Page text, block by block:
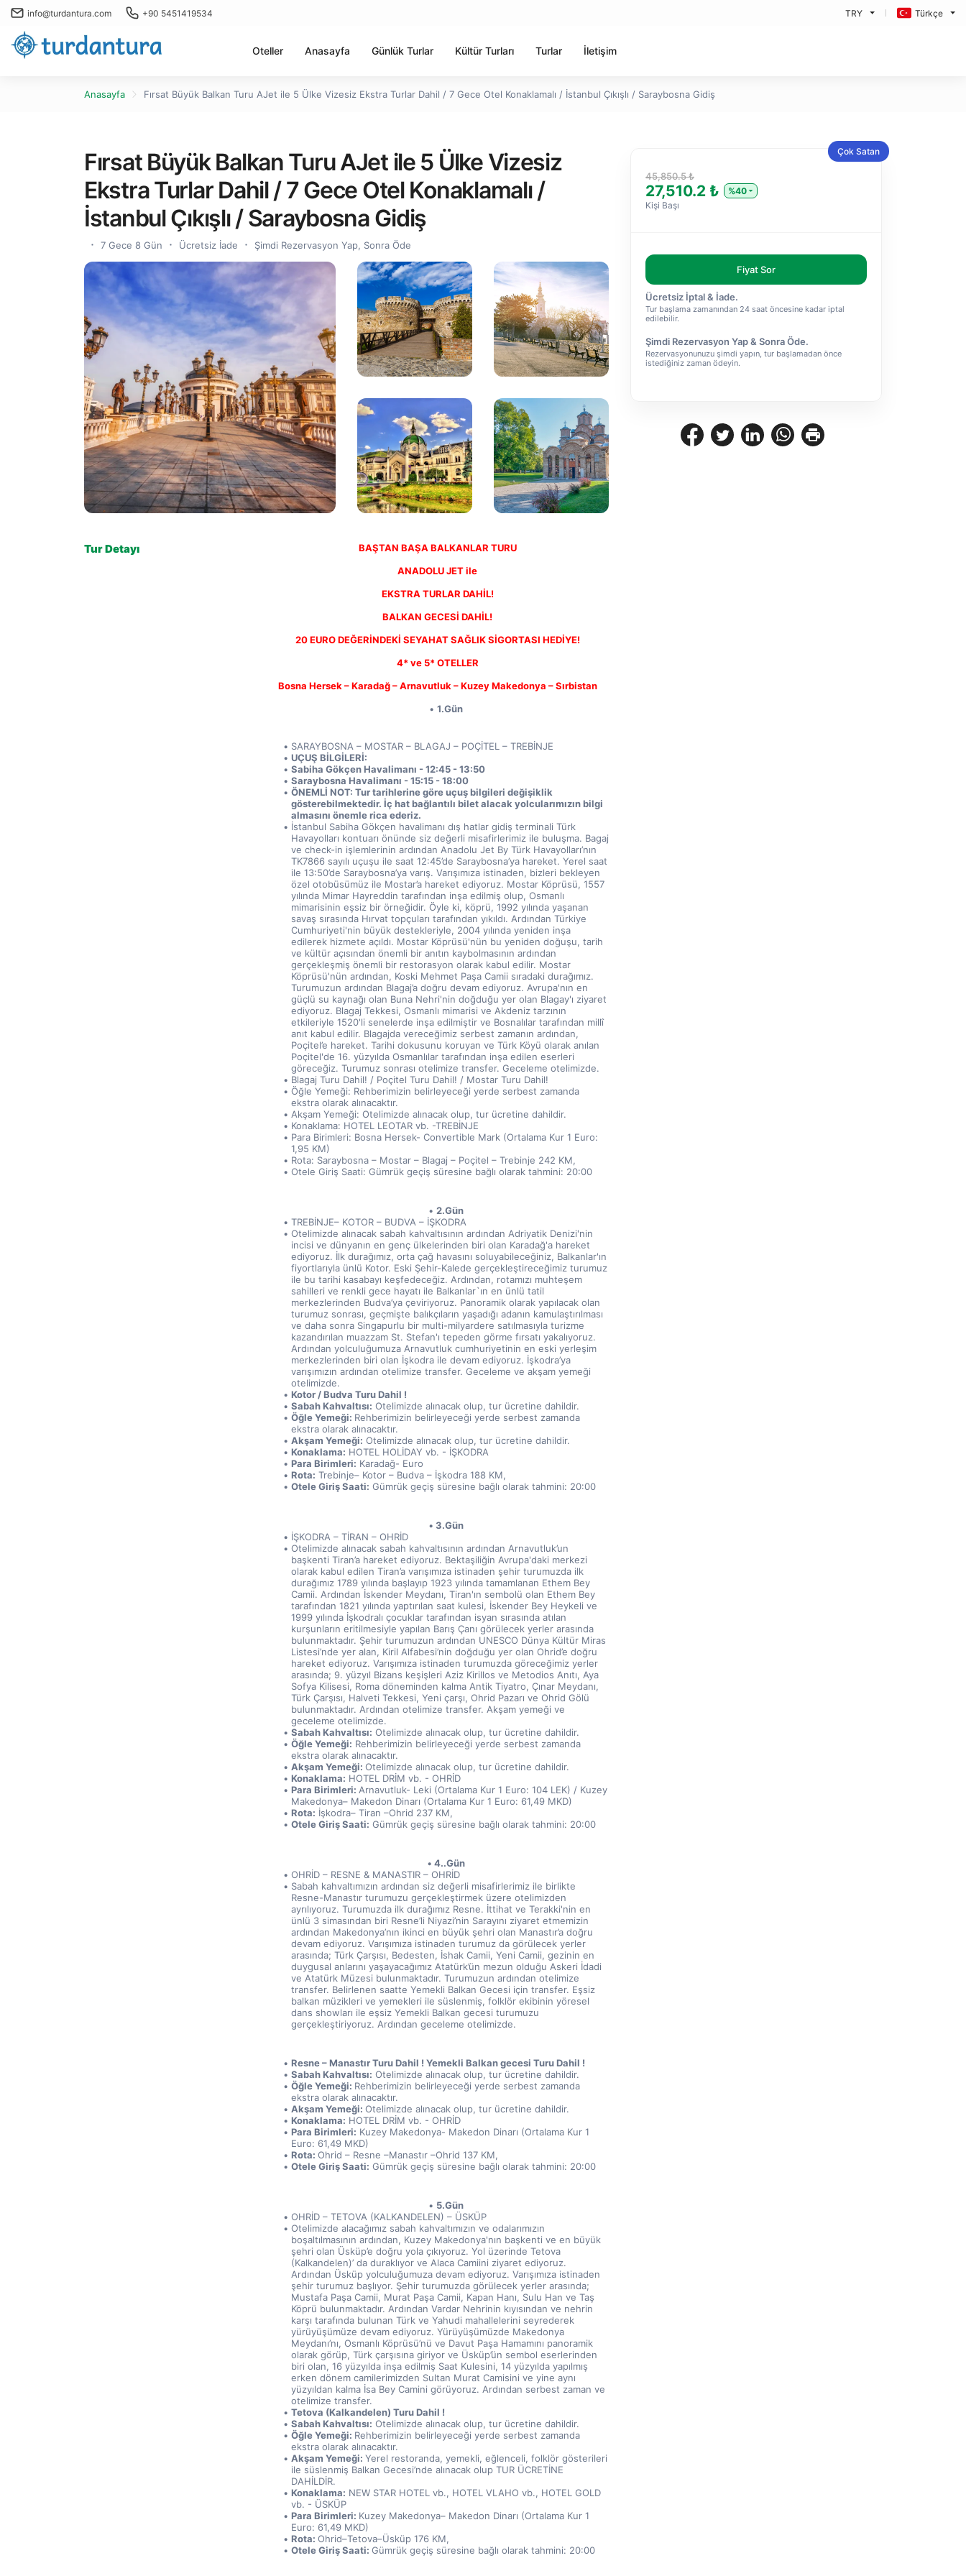
info@turdantura.com +90 5451419534 TRY Türkçe
Oteller Anasayfa Günlük Turlar Kültür Turları Turlar İletişim
Anasayfa Fırsat Büyük Balkan Turu AJet ile 5 Ülke Vizesiz Ekstra Turlar Dahil / 7 Gece Otel Konaklamalı / İstanbul Çıkışlı / Saraybosna Gidiş
Fırsat Büyük Balkan Turu AJet ile 5 Ülke Vizesiz
Ekstra Turlar Dahil / 7 Gece Otel Konaklamalı /
İstanbul Çıkışlı / Saraybosna Gidiş
7 Gece 8 Gün Ücretsiz İade Şimdi Rezervasyon Yap, Sonra Öde
Tur Detayı
BAŞTAN BAŞA BALKANLAR TURU
ANADOLU JET ile
EKSTRA TURLAR DAHİL!
BALKAN GECESİ DAHİL!
20 EURO DEĞERİNDEKİ SEYAHAT SAĞLIK SİGORTASI HEDİYE!
4* ve 5* OTELLER
Bosna Hersek – Karadağ – Arnavutluk – Kuzey Makedonya – Sırbistan
1.Gün
SARAYBOSNA – MOSTAR – BLAGAJ – POÇİTEL – TREBİNJE
UÇUŞ BİLGİLERİ:
Sabiha Gökçen Havalimanı - 12:45 - 13:50
Saraybosna Havalimanı - 15:15 - 18:00
ÖNEMLİ NOT: Tur tarihlerine göre uçuş bilgileri değişiklik
gösterebilmektedir. İç hat bağlantılı bilet alacak yolcularımızın bilgi
almasını önemle rica ederiz.
İstanbul Sabiha Gökçen havalimanı dış hatlar gidiş terminali Türk
Havayolları kontuarı önünde siz değerli misafirlerimiz ile buluşma. Bagaj
ve check-in işlemlerinin ardından Anadolu Jet By Türk Havayolları’nın
TK7866 sayılı uçuşu ile saat 12:45’de Saraybosna’ya hareket. Yerel saat
ile 13:50’de Saraybosna’ya varış. Varışımıza istinaden, bizleri bekleyen
özel otobüsümüz ile Mostar’a hareket ediyoruz. Mostar Köprüsü, 1557
yılında Mimar Hayreddin tarafından inşa edilmiş olup, Osmanlı
mimarisinin eşsiz bir örneğidir. Öyle ki, köprü, 1992 yılında yaşanan
savaş sırasında Hırvat topçuları tarafından yıkıldı. Ardından Türkiye
Cumhuriyeti'nin büyük destekleriyle, 2004 yılında yeniden inşa
edilerek hizmete açıldı. Mostar Köprüsü'nün bu yeniden doğuşu, tarih
ve kültür açısından önemli bir anıtın kaybolmasının ardından
gerçekleşmiş önemli bir restorasyon olarak kabul edilir. Mostar
Köprüsü'nün ardından, Koski Mehmet Paşa Camii sıradaki durağımız.
Turumuzun ardından Blagaj’a doğru devam ediyoruz. Avrupa'nın en
güçlü su kaynağı olan Buna Nehri'nin doğduğu yer olan Blagay'ı ziyaret
ediyoruz. Blagaj Tekkesi, Osmanlı mimarisi ve Akdeniz tarzının
etkileriyle 1520'li senelerde inşa edilmiştir ve Bosnalılar tarafından millî
anıt kabul edilir. Blagajda vereceğimiz serbest zamanın ardından,
Poçitel’e hareket. Tarihi dokusunu koruyan ve Türk Köyü olarak anılan
Poçitel'de 16. yüzyılda Osmanlılar tarafından inşa edilen eserleri
göreceğiz. Turumuz sonrası otelimize transfer. Geceleme otelimizde.
Blagaj Turu Dahil! / Poçitel Turu Dahil! / Mostar Turu Dahil!
Öğle Yemeği: Rehberimizin belirleyeceği yerde serbest zamanda
ekstra olarak alınacaktır.
Akşam Yemeği: Otelimizde alınacak olup, tur ücretine dahildir.
Konaklama: HOTEL LEOTAR vb. -TREBİNJE
Para Birimleri: Bosna Hersek- Convertible Mark (Ortalama Kur 1 Euro:
1,95 KM)
Rota: Saraybosna – Mostar – Blagaj – Poçitel – Trebinje 242 KM,
Otele Giriş Saati: Gümrük geçiş süresine bağlı olarak tahmini: 20:00
2.Gün
TREBİNJE– KOTOR – BUDVA – İŞKODRA
Otelimizde alınacak sabah kahvaltısının ardından Adriyatik Denizi'nin
incisi ve dünyanın en genç ülkelerinden biri olan Karadağ'a hareket
ediyoruz. İlk durağımız, orta çağ havasını soluyabileceğiniz, Balkanlar'ın
fiyortlarıyla ünlü Kotor. Eski Şehir-Kalede gerçekleştireceğimiz turumuz
ile bu tarihi kasabayı keşfedeceğiz. Ardından, rotamızı muhteşem
sahilleri ve renkli gece hayatı ile Balkanlar`ın en ünlü tatil
merkezlerinden Budva’ya çeviriyoruz. Panoramik olarak yapılacak olan
turumuz sonrası, geçmişte balıkçıların yaşadığı adanın kamulaştırılması
ve daha sonra Singapurlu bir multi-milyardere satılmasıyla turizme
kazandırılan muazzam St. Stefan'ı tepeden görme fırsatı yakalıyoruz.
Ardından yolculuğumuza Arnavutluk cumhuriyetinin en eski yerleşim
merkezlerinden biri olan İşkodra ile devam ediyoruz. İşkodra’ya
varışımızın ardından otelimize transfer. Geceleme ve akşam yemeği
otelimizde.
Kotor / Budva Turu Dahil !
Sabah Kahvaltısı: Otelimizde alınacak olup, tur ücretine dahildir.
Öğle Yemeği: Rehberimizin belirleyeceği yerde serbest zamanda
ekstra olarak alınacaktır.
Akşam Yemeği: Otelimizde alınacak olup, tur ücretine dahildir.
Konaklama: HOTEL HOLİDAY vb. - İŞKODRA
Para Birimleri: Karadağ- Euro
Rota: Trebinje– Kotor – Budva – İşkodra 188 KM,
Otele Giriş Saati: Gümrük geçiş süresine bağlı olarak tahmini: 20:00
3.Gün
İŞKODRA – TİRAN – OHRİD
Otelimizde alınacak sabah kahvaltısının ardından Arnavutluk’un
başkenti Tiran’a hareket ediyoruz. Bektaşiliğin Avrupa'daki merkezi
olarak kabul edilen Tiran’a varışımıza istinaden şehir turumuzda ilk
durağımız 1789 yılında başlayıp 1923 yılında tamamlanan Ethem Bey
Camii. Ardından İskender Meydanı, Tiran'ın sembolü olan Ethem Bey
tarafından 1821 yılında yaptırılan saat kulesi, İskender Bey Heykeli ve
1999 yılında İşkodralı çocuklar tarafından isyan sırasında atılan
kurşunların eritilmesiyle yapılan Barış Çanı görülecek yerler arasında
bulunmaktadır. Şehir turumuzun ardından UNESCO Dünya Kültür Miras
Listesi’nde yer alan, Kiril Alfabesi’nin doğduğu yer olan Ohrid’e doğru
hareket ediyoruz. Varışımıza istinaden turumuzda göreceğimiz yerler
arasında; 9. yüzyıl Bizans keşişleri Aziz Kirillos ve Metodios Anıtı, Aya
Sofya Kilisesi, Roma döneminden kalma Antik Tiyatro, Çınar Meydanı,
Türk Çarşısı, Halveti Tekkesi, Yeni çarşı, Ohrid Pazarı ve Ohrid Gölü
bulunmaktadır. Ardından otelimize transfer. Akşam yemeği ve
geceleme otelimizde.
Sabah Kahvaltısı: Otelimizde alınacak olup, tur ücretine dahildir.
Öğle Yemeği: Rehberimizin belirleyeceği yerde serbest zamanda
ekstra olarak alınacaktır.
Akşam Yemeği: Otelimizde alınacak olup, tur ücretine dahildir.
Konaklama: HOTEL DRİM vb. - OHRİD
Para Birimleri: Arnavutluk- Leki (Ortalama Kur 1 Euro: 104 LEK) / Kuzey
Makedonya– Makedon Dinarı (Ortalama Kur 1 Euro: 61,49 MKD)
Rota: İşkodra– Tiran –Ohrid 237 KM,
Otele Giriş Saati: Gümrük geçiş süresine bağlı olarak tahmini: 20:00
4..Gün
OHRİD – RESNE & MANASTIR – OHRİD
Sabah kahvaltımızın ardından siz değerli misafirlerimiz ile birlikte
Resne-Manastır turumuzu gerçekleştirmek üzere otelimizden
ayrılıyoruz. Turumuzda ilk durağımız Resne. İttihat ve Terakki'nin en
ünlü 3 simasından biri Resne’li Niyazi’nin Sarayını ziyaret etmemizin
ardından Makedonya’nın ikinci en büyük şehri olan Manastır’a doğru
devam ediyoruz. Varışımıza istinaden turumuz da görülecek yerler
arasında; Türk Çarşısı, Bedesten, İshak Camii, Yeni Camii, gezinin en
duygusal anlarını yaşayacağımız Atatürk’ün mezun olduğu Askeri İdadi
ve Atatürk Müzesi bulunmaktadır. Turumuzun ardından otelimize
transfer. Belirlenen saatte Yemekli Balkan Gecesi için transfer. Eşsiz
balkan müzikleri ve yemekleri ile süslenmiş, folklör ekibinin yöresel
dans showları ile eşsiz Yemekli Balkan gecesi turumuzu
gerçekleştiriyoruz. Ardından geceleme otelimizde.
Resne – Manastır Turu Dahil ! Yemekli Balkan gecesi Turu Dahil !
Sabah Kahvaltısı: Otelimizde alınacak olup, tur ücretine dahildir.
Öğle Yemeği: Rehberimizin belirleyeceği yerde serbest zamanda
ekstra olarak alınacaktır.
Akşam Yemeği: Otelimizde alınacak olup, tur ücretine dahildir.
Konaklama: HOTEL DRİM vb. - OHRİD
Para Birimleri: Kuzey Makedonya- Makedon Dinarı (Ortalama Kur 1
Euro: 61,49 MKD)
Rota: Ohrid – Resne –Manastır –Ohrid 137 KM,
Otele Giriş Saati: Gümrük geçiş süresine bağlı olarak tahmini: 20:00
5.Gün
OHRİD – TETOVA (KALKANDELEN) – ÜSKÜP
Otelimizde alacağımız sabah kahvaltımızın ve odalarımızın
boşaltılmasının ardından, Kuzey Makedonya'nın başkenti ve en büyük
şehri olan Üsküp’e doğru yola çıkıyoruz. Yol üzerinde Tetova
(Kalkandelen)’ da duraklıyor ve Alaca Camiini ziyaret ediyoruz.
Ardından Üsküp yolculuğumuza devam ediyoruz. Varışımıza istinaden
şehir turumuz başlıyor. Şehir turumuzda görülecek yerler arasında;
Mustafa Paşa Camii, Murat Paşa Camii, Kapan Hanı, Sulu Han ve Taş
Köprü bulunmaktadır. Ardından Vardar Nehrinin kıyısından ve nehrin
karşı tarafında bulunan Türk ve Yahudi mahallelerini seyrederek
yürüyüşümüze devam ediyoruz. Yürüyüşümüzde Makedonya
Meydanı’nı, Osmanlı Köprüsü’nü ve Davut Paşa Hamamını panoramik
olarak görüp, Türk çarşısına giriyor ve Üsküp’ün sembol eserlerinden
biri olan, 16 yüzyılda inşa edilmiş Saat Kulesini, 14 yüzyılda yapılmış
erken dönem camilerimizden Sultan Murat Camisini ve yine aynı
yüzyıldan kalma İsa Bey Camini görüyoruz. Ardından serbest zaman ve
otelimize transfer.
Tetova (Kalkandelen) Turu Dahil !
Sabah Kahvaltısı: Otelimizde alınacak olup, tur ücretine dahildir.
Öğle Yemeği: Rehberimizin belirleyeceği yerde serbest zamanda
ekstra olarak alınacaktır.
Akşam Yemeği: Yerel restoranda, yemekli, eğlenceli, folklör gösterileri
ile süslenmiş Balkan Gecesi’nde alınacak olup TUR ÜCRETİNE
DAHİLDİR.
Konaklama: NEW STAR HOTEL vb., HOTEL VLAHO vb., HOTEL GOLD
vb. - ÜSKÜP
Para Birimleri: Kuzey Makedonya– Makedon Dinarı (Ortalama Kur 1
Euro: 61,49 MKD)
Rota: Ohrid–Tetova–Üsküp 176 KM,
Otele Giriş Saati: Gümrük geçiş süresine bağlı olarak tahmini: 20:00
Çok Satan
45,850.5 ₺
27,510.2 ₺
%40
Kişi Başı
Fiyat Sor
Ücretsiz İptal & İade.
Tur başlama zamanından 24 saat öncesine kadar iptal
edilebilir.
Şimdi Rezervasyon Yap & Sonra Öde.
Rezervasyonunuzu şimdi yapın, tur başlamadan önce
istediğiniz zaman ödeyin.